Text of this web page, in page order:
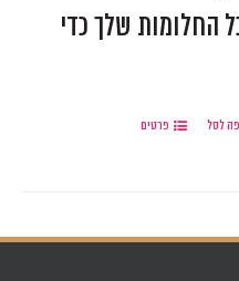
החלומות שלך כדי
לסל פרטים